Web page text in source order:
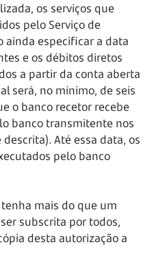
os serviços que
pelo Serviço de
ainda especificar a data
e os débitos diretos
a partir da conta aberta
será, no mínimo, de seis
o banco recetor recebe
banco transmitente nos
Até essa data, os
pelo banco
mais do que um
subscrita por todos,
desta autorização a